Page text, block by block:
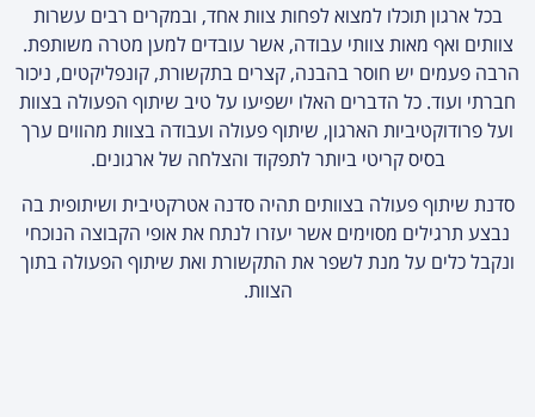
בכל ארגון תוכלו למצוא לפחות צוות אחד, ובמקרים רבים עשרות
צוותים ואף מאות צוותי עבודה, אשר עובדים למען מטרה משותפת.
הרבה פעמים יש חוסר בהבנה, קצרים בתקשורת, קונפליקטים, ניכור
חברתי ועוד. כל הדברים האלו ישפיעו על טיב שיתוף הפעולה בצוות
ועל פרודוקטיביות הארגון, שיתוף פעולה ועבודה בצוות מהווים ערך
בסיס קריטי ביותר לתפקוד והצלחה של ארגונים.
סדנת שיתוף פעולה בצוותים תהיה סדנה אטרקטיבית ושיתופית בה
נבצע תרגילים מסוימים אשר יעזרו לנתח את אופי הקבוצה הנוכחי
ונקבל כלים על מנת לשפר את התקשורת ואת שיתוף הפעולה בתוך
הצוות.